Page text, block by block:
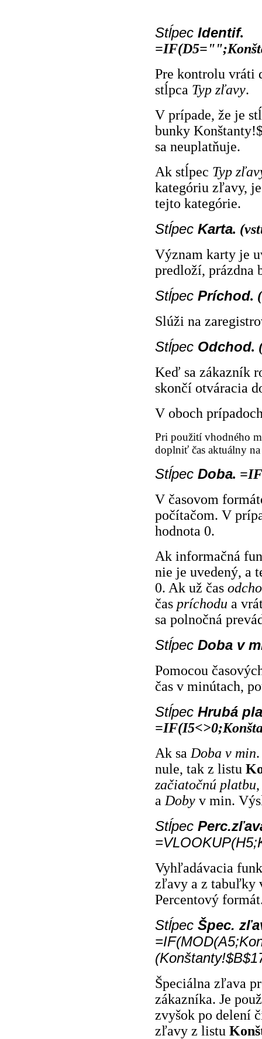
Stĺpec Identif.
Pre kontrolu vráti
stĺpca Typ zľavy.
V prípade, že je
bunky
sa neuplatňuje.
Ak stĺpec Typ
kategóriu zľavy,
tejto kategórie.
Stĺpec Karta.
Význam karty je
predloží, prázdna
Stĺpec Príchod.
Slúži na
Stĺpec Odchod.
Keď sa zákazník
skončí otváracia
V oboch
Pri použití vhodného
doplniť čas aktuálny
Stĺpec Doba.
V časovom
počítačom. V
hodnota 0.
Ak informačná
nie je uvedený, a
0. Ak už čas
čas príchodu a
sa polnočná
Stĺpec Doba v
Pomocou
čas v minútach,
Stĺpec Hrubá
Ak sa Doba v min
nule, tak z listu
začiatočnú platbu
a Doby v min.
Stĺpec
Vyhľadávacia
zľavy a z tabuľky
Percentový
Stĺpec Špec.
Špeciálna zľava
zákazníka. Je
zvyšok po delení
zľavy z listu